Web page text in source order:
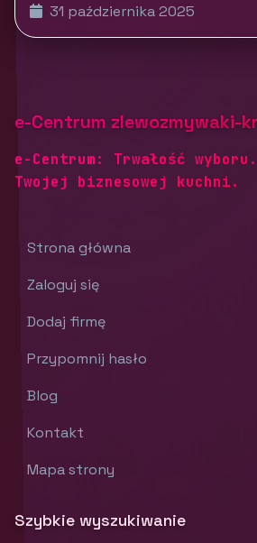
31 października 2025
e-Centrum zlewozmywaki-
e-Centrum: Trwałość
Twojej biznesowej kuchni.
Strona główna
Zaloguj się
Dodaj firmę
Przypomnij hasło
Blog
Kontakt
Mapa strony
Szybkie wyszukiwanie